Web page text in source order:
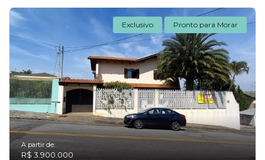
Exclusivo Pronto para Morar
A partir de:
R$ 3.900.000